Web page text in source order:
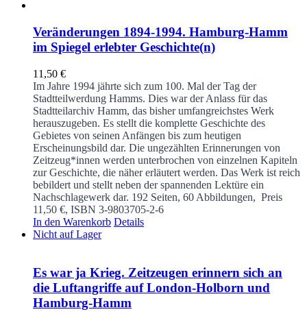
Veränderungen 1894-1994. Hamburg-Hamm
im Spiegel erlebter Geschichte(n)
11,50 €
Im Jahre 1994 jährte sich zum 100. Mal der Tag der
Stadtteilwerdung Hamms. Dies war der Anlass für das
Stadtteilarchiv Hamm, das bisher umfangreichstes Werk
herauszugeben. Es stellt die komplette Geschichte des
Gebietes von seinen Anfängen bis zum heutigen
Erscheinungsbild dar. Die ungezählten Erinnerungen von
Zeitzeug*innen werden unterbrochen von einzelnen Kapiteln
zur Geschichte, die näher erläutert werden. Das Werk ist reich
bebildert und stellt neben der spannenden Lektüre ein
Nachschlagewerk dar. 192 Seiten, 60 Abbildungen, Preis
11,50 €, ISBN 3-9803705-2-6
In den Warenkorb Details
Nicht auf Lager
Es war ja Krieg. Zeitzeugen erinnern sich an
die Luftangriffe auf London-Holborn und
Hamburg-Hamm